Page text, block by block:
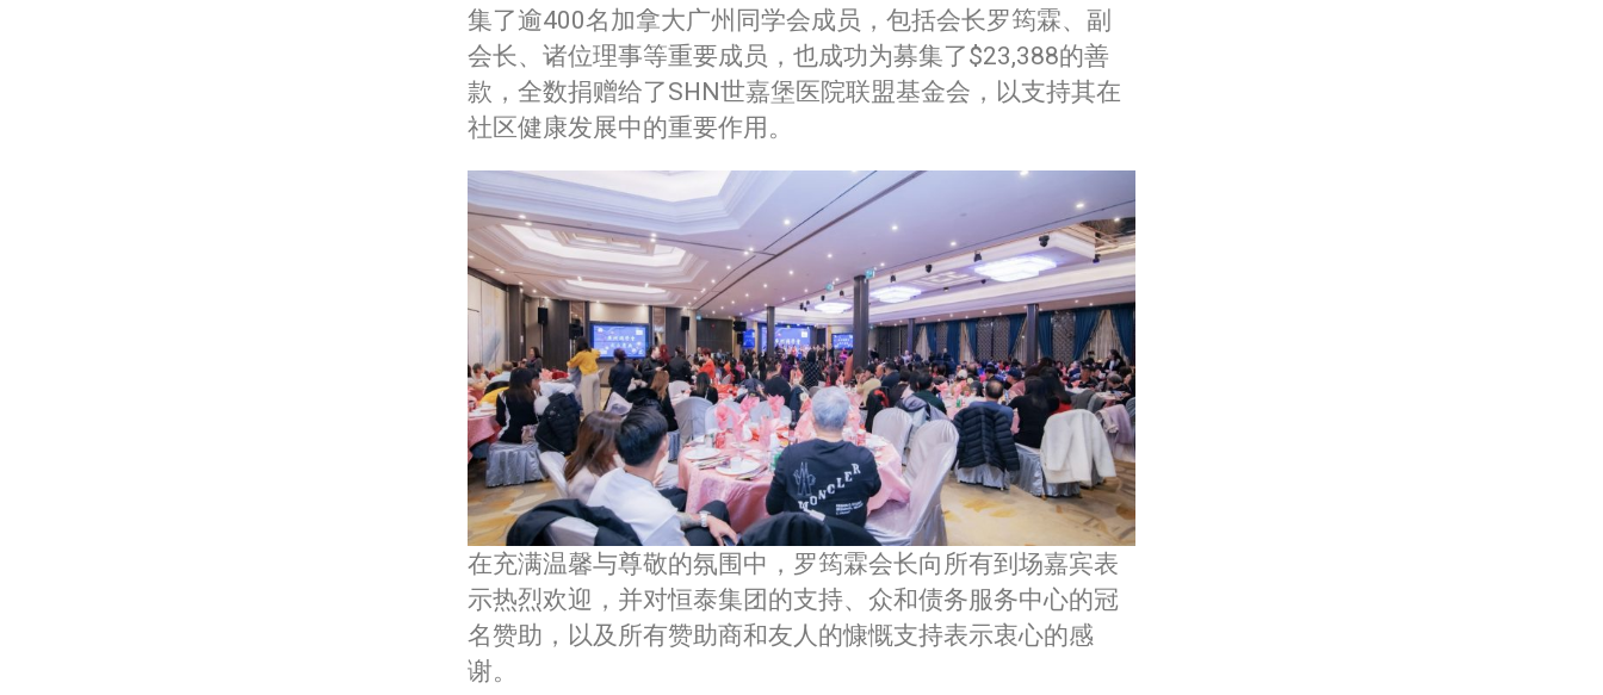
集了逾400名加拿大广州同学会成员，包括会长罗筠霖、副
会长、诸位理事等重要成员，也成功为募集了$23,388的善
款，全数捐赠给了SHN世嘉堡医院联盟基金会，以支持其在
社区健康发展中的重要作用。
在充满温馨与尊敬的氛围中，罗筠霖会长向所有到场嘉宾表
示热烈欢迎，并对恒泰集团的支持、众和债务服务中心的冠
名赞助，以及所有赞助商和友人的慷慨支持表示衷心的感
谢。